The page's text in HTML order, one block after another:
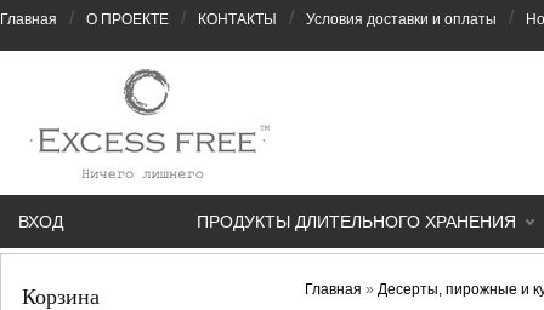
Главная / О ПРОЕКТЕ / КОНТАКТЫ / Условия доставки и оплаты /
ПРОДУКТЫ ДЛИТЕЛЬНОГО ХРАНЕНИЯ
ВХОД
Корзина Главная » Десерты, пирожные и